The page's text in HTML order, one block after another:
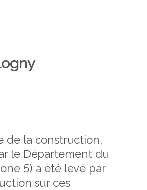
de la construction,
le Département du
5) a été levé par
sur ces